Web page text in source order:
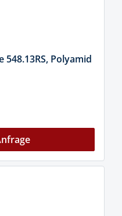
548.13RS, Polyamid